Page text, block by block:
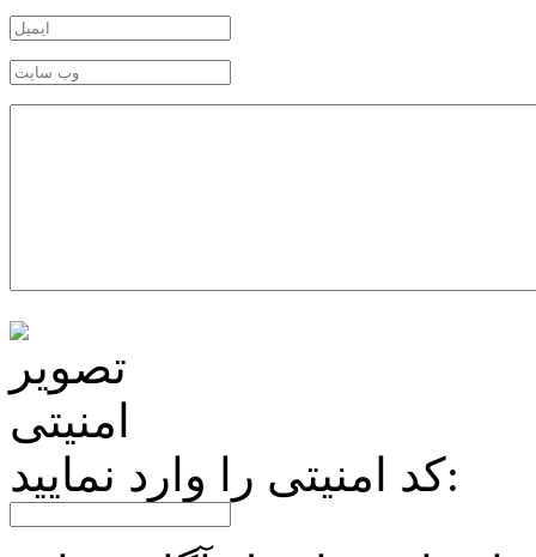
کد امنیتی را وارد نمایید: